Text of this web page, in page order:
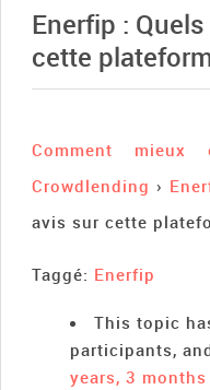
Enerfip :
cette
Comment mieux
Crowdlending ›
avis sur cette
Taggé: Enerfip
This topic
participants,
years, 3 months